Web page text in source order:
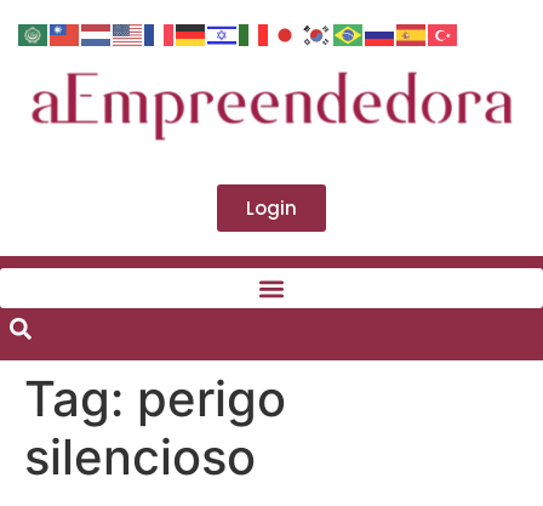
Login
Tag: perigo
silencioso